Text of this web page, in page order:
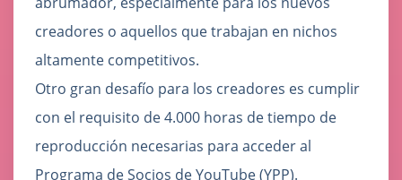
creadores o aquellos que trabajan en nichos
altamente competitivos.
Otro gran desafío para los creadores es cumplir
con el requisito de 4.000 horas de tiempo de
reproducción necesarias para acceder al
Programa de Socios de YouTube (YPP).